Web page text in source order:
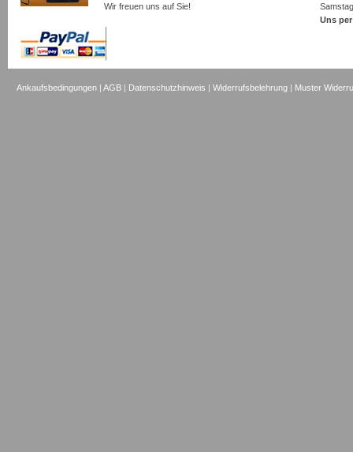
Wir freuen uns auf Sie!
Uns
Ankaufsbedingungen |AGB | Datenschutzhinweis |Widerrufsbelehrung | Muster